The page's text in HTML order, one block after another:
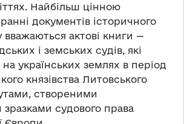
Найбільш цінною
документів історичного
вважаються актові книги —
і земських судів, які
українських землях в період
князівства Литовського
створеними
судового права